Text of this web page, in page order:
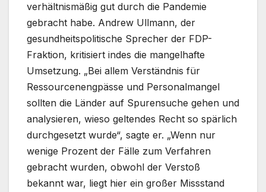
verhältnismäßig gut durch die Pandemie
gebracht habe. Andrew Ullmann, der
gesundheitspolitische Sprecher der FDP-
Fraktion, kritisiert indes die mangelhafte
Umsetzung. „Bei allem Verständnis für
Ressourcenengpässe und Personalmangel
sollten die Länder auf Spurensuche gehen und
analysieren, wieso geltendes Recht so spärlich
durchgesetzt wurde“, sagte er. „Wenn nur
wenige Prozent der Fälle zum Verfahren
gebracht wurden, obwohl der Verstoß
bekannt war, liegt hier ein großer Missstand